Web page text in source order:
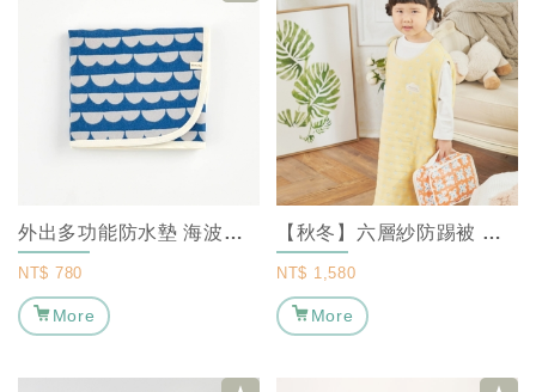
外出多功能防水墊 海波浪｜MARURU 【寶寶隔尿墊/嬰兒尿布墊/嬰兒防尿墊/兒...
NT$ 780
More
【秋冬】六層紗防踢被 黃色甜心 [ 厚款 ]｜ MARURU 【寶寶防踢被/嬰兒...
NT$ 1,580
More